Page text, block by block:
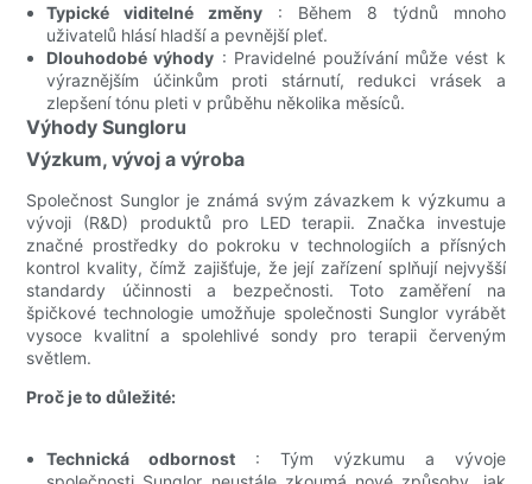
Typické viditelné změny : Během 8 týdnů mnoho
uživatelů hlásí hladší a pevnější pleť.
Dlouhodobé výhody : Pravidelné používání může vést k
výraznějším účinkům proti stárnutí, redukci vrásek a
zlepšení tónu pleti v průběhu několika měsíců.
Výhody Sungloru
Výzkum, vývoj a výroba
Společnost Sunglor je známá svým závazkem k výzkumu a
vývoji (R&D) produktů pro LED terapii. Značka investuje
značné prostředky do pokroku v technologiích a přísných
kontrol kvality, čímž zajišťuje, že její zařízení splňují nejvyšší
standardy účinnosti a bezpečnosti. Toto zaměření na
špičkové technologie umožňuje společnosti Sunglor vyrábět
vysoce kvalitní a spolehlivé sondy pro terapii červeným
světlem.
Proč je to důležité:
Technická odbornost : Tým výzkumu a vývoje